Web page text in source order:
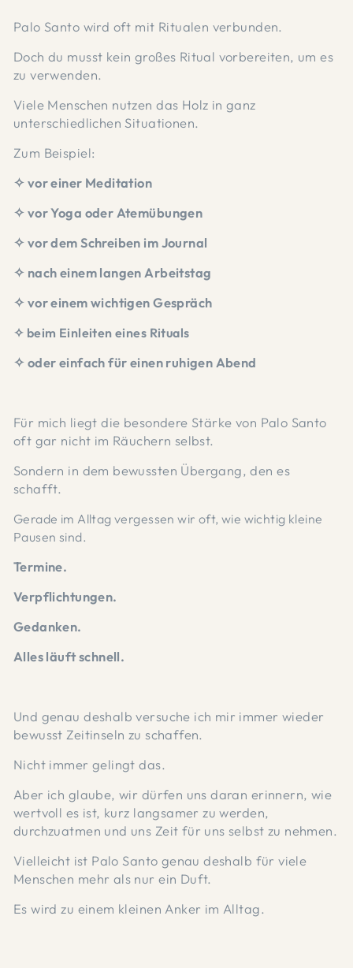
Palo Santo wird oft mit Ritualen verbunden.
Doch du musst kein großes Ritual vorbereiten, um es
zu verwenden.
Viele Menschen nutzen das Holz in ganz
unterschiedlichen Situationen.
Zum Beispiel:
✧ vor einer Meditation
✧ vor Yoga oder Atemübungen
✧ vor dem Schreiben im Journal
✧ nach einem langen Arbeitstag
✧ vor einem wichtigen Gespräch
✧ beim Einleiten eines Rituals
✧ oder einfach für einen ruhigen Abend
Für mich liegt die besondere Stärke von Palo Santo
oft gar nicht im Räuchern selbst.
Sondern in dem bewussten Übergang, den es
schafft.
Gerade im Alltag vergessen wir oft, wie wichtig kleine
Pausen sind.
Termine.
Verpflichtungen.
Gedanken.
Alles läuft schnell.
Und genau deshalb versuche ich mir immer wieder
bewusst Zeitinseln zu schaffen.
Nicht immer gelingt das.
Aber ich glaube, wir dürfen uns daran erinnern, wie
wertvoll es ist, kurz langsamer zu werden,
durchzuatmen und uns Zeit für uns selbst zu nehmen.
Vielleicht ist Palo Santo genau deshalb für viele
Menschen mehr als nur ein Duft.
Es wird zu einem kleinen Anker im Alltag.